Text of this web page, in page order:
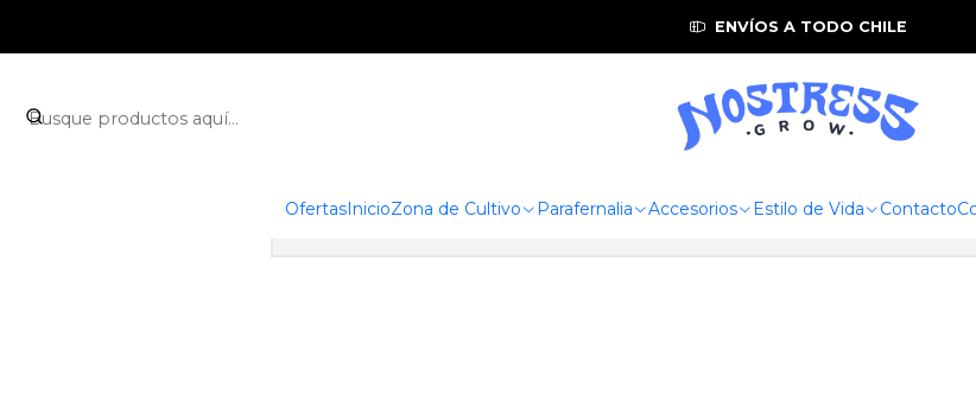
OfertasInicioZona de Cultivo Parafernalia Accesorios Estilo de Vida Contacto
ENVÍOS A TODO CHILE
Zona de Cultivo Control agua Medidor
Todavía no hay productos
productos.